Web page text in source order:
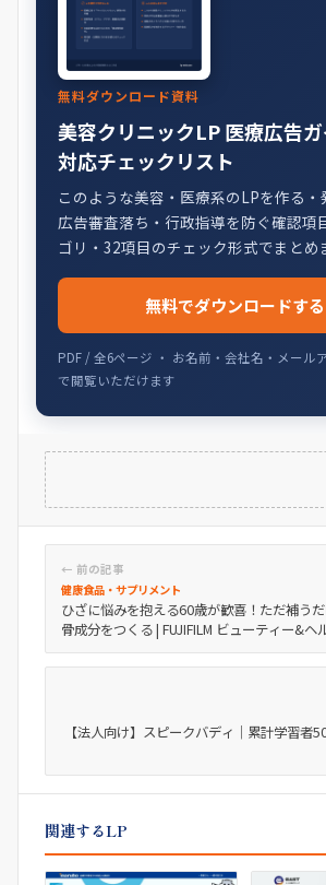
無料ダウンロード資料
美容クリニックLP 医療広告
対応チェックリスト
このような美容・医療系のLPを作る・
広告審査落ち・行政指導を防ぐ確認項
ゴリ・32項目のチェック形式でまとめ
無料でダウンロードす
PDF / 全6ページ ・ お名前・会社名・メール
で閲覧いただけます
← 前の記事
健康食品・サプリメント
ひざに悩みを抱える60歳が歓喜！ただ補う
骨成分をつくる | FUJIFILM ビューティー&
【法人向け】スピークバディ｜累計学習者
関連するLP